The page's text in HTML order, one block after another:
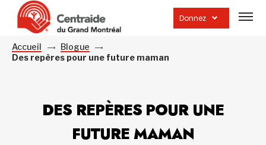
Donnez
la
Accueil
Blogue
Des repères pour une future maman
DES REPÈRES POUR UNE
FUTURE MAMAN